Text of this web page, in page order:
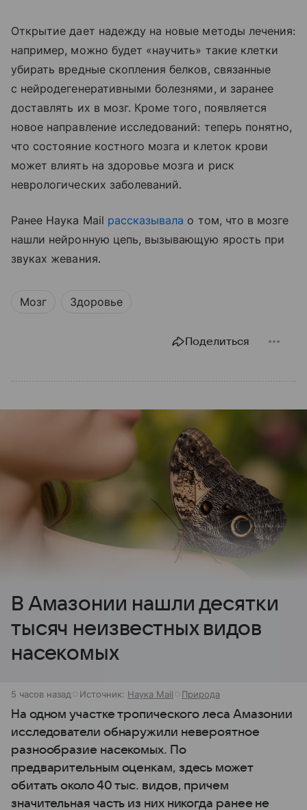
Открытие дает надежду на новые методы лечения:
например, можно будет «научить» такие клетки
убирать вредные скопления белков, связанные
с нейродегенеративными болезнями, и заранее
доставлять их в мозг. Кроме того, появляется
новое направление исследований: теперь понятно,
что состояние костного мозга и клеток крови
может влиять на здоровье мозга и риск
неврологических заболеваний.
Ранее Наука Mail рассказывала о том, что в мозге
нашли нейронную цепь, вызывающую ярость при
звуках жевания.
Мозг Здоровье
Поделиться
В Амазонии нашли десятки
тысяч неизвестных видов
насекомых
5 часов назад Источник: Наука Mail Природа
На одном участке тропического леса Амазонии
исследователи обнаружили невероятное
разнообразие насекомых. По
предварительным оценкам, здесь может
обитать около 40 тыс. видов, причем
значительная часть из них никогда ранее не